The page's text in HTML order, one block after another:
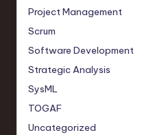
Project Management
Scrum
Software Development
Strategic Analysis
SysML
TOGAF
Uncategorized